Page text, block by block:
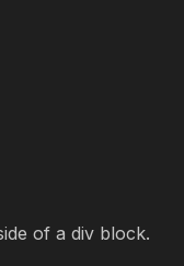
of a div block.